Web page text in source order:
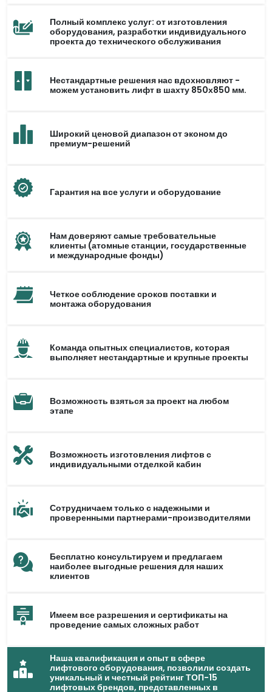
Полный комплекс услуг: от изготовления
оборудования, разработки индивидуального
проекта до технического обслуживания
Нестандартные решения нас вдохновляют -
можем установить лифт в шахту 850х850 мм.
Широкий ценовой диапазон от эконом до
премиум-решений
Гарантия на все услуги и оборудование
Нам доверяют самые требовательные
клиенты (атомные станции, государственные
и международные фонды)
Четкое соблюдение сроков поставки и
монтажа оборудования
Команда опытных специалистов, которая
выполняет нестандартные и крупные проекты
Возможность взяться за проект на любом
этапе
Возможность изготовления лифтов с
индивидуальными отделкой кабин
Сотрудничаем только с надежными и
проверенными партнерами-производителями
Бесплатно консультируем и предлагаем
наиболее выгодные решения для наших
клиентов
Имеем все разрешения и сертификаты на
проведение самых сложных работ
Наша квалификация и опыт в сфере
лифтового оборудования, позволили создать
уникальный и честный рейтинг ТОП-15
лифтовых брендов, представленных в